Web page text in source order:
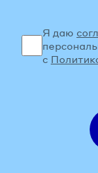
Я даю
с